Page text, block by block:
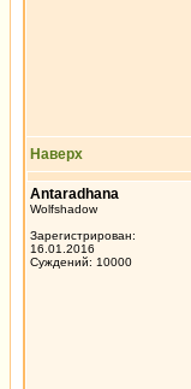
Наверх
Antaradhana
Wolfshadow
Зарегистрирован:
16.01.2016
Суждений: 10000